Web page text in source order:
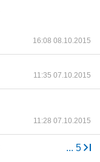
16:08 08.10.2015
11:35 07.10.2015
11:28 07.10.2015
... 5